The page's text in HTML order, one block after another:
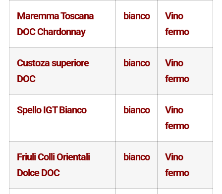
Maremma Toscana
DOC Chardonnay
bianco
Vino
fermo
Custoza superiore
DOC
bianco
Vino
fermo
Spello IGT Bianco bianco
Vino
fermo
Friuli Colli Orientali
Dolce DOC
bianco
Vino
fermo